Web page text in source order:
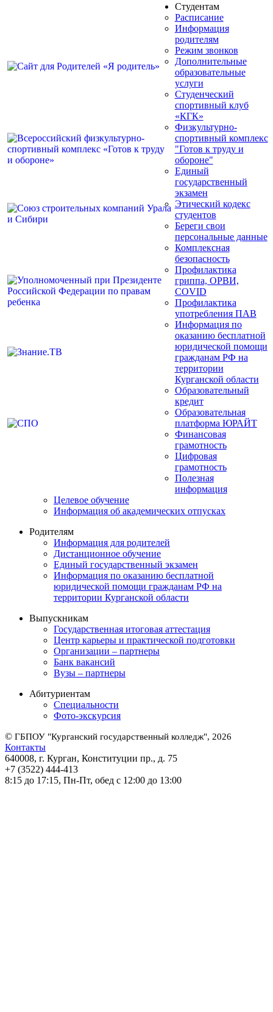
Студентам
Расписание
Информация
родителям
Режим звонков
Дополнительные
образовательные
услуги
Студенческий
спортивный клуб
«КГК»
Физкультурно-
спортивный комплекс
"Готов к труду и
обороне"
Единый
государственный
экзамен
Этический кодекс
студентов
Береги свои
персональные данные
Комплексная
безопасность
Профилактика
гриппа, ОРВИ,
COVID
Профилактика
употребления ПАВ
Информация по
оказанию бесплатной
юридической помощи
гражданам РФ на
территории
Курганской области
Образовательный
кредит
Образовательная
платформа ЮРАЙТ
Финансовая
грамотность
Цифровая
грамотность
Полезная
информация
Целевое обучение
Информация об академических отпусках
Родителям
Информация для родителей
Дистанционное обучение
Единый государственный экзамен
Информация по оказанию бесплатной
юридической помощи гражданам РФ на
территории Курганской области
Выпускникам
Государственная итоговая аттестация
Центр карьеры и практической подготовки
Организации – партнеры
Банк вакансий
Вузы – партнеры
Абитуриентам
Специальности
Фото-экскурсия
© ГБПОУ "Курганский государственный колледж", 2026
Контакты
640008, г. Курган, Конституции пр., д. 75
+7 (3522) 444-413
8:15 до 17:15, Пн-Пт, обед с 12:00 до 13:00